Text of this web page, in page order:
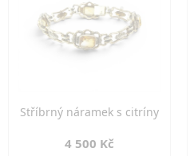
Stříbrný náramek s citríny
4 500 Kč